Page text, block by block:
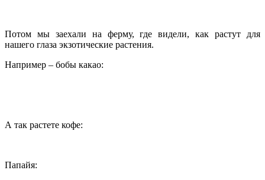
Потом мы заехали на ферму, где видели, как растут для
нашего глаза экзотические растения.
Например – бобы какао:
А так растете кофе:
Папайя: